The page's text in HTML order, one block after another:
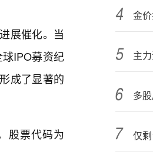
展催化。当
IPO募资纪
成了显著的
股票代码为
主
多
仅